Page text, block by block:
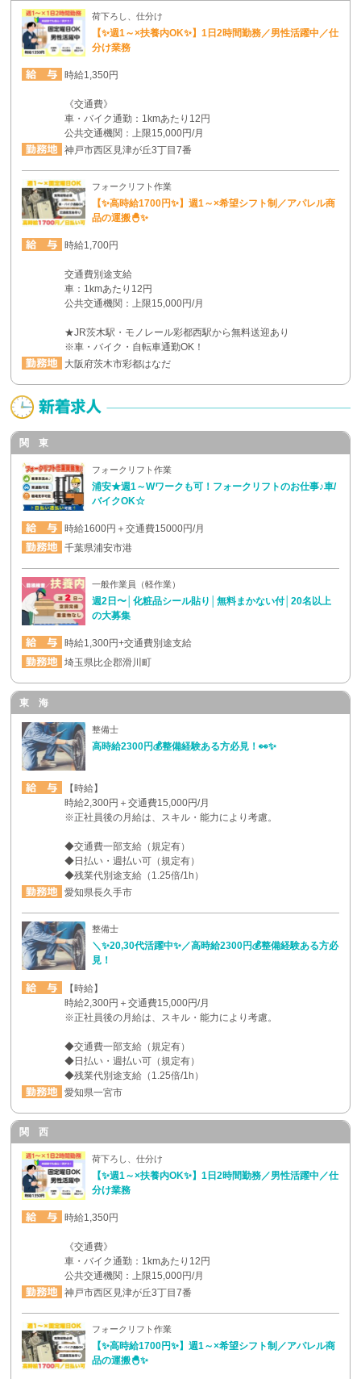
荷下ろし、仕分け
【✨週1～×扶養内OK✨】1日2時間勤務／男性活躍中／仕
分け業務
時給1,350円
《交通費》
車・バイク通勤：1kmあたり12円
公共交通機関：上限15,000円/月
神戸市西区見津が丘3丁目7番
フォークリフト作業
【✨高時給1700円✨】週1～×希望シフト制／アパレル商
品の運搬🐣✨
時給1,700円
交通費別途支給
車：1kmあたり12円
公共交通機関：上限15,000円/月
★JR茨木駅・モノレール彩都西駅から無料送迎あり
※車・バイク・自転車通勤OK！
大阪府茨木市彩都はなだ
関 東
フォークリフト作業
浦安★週1～Wワークも可！フォークリフトのお仕事♪車/
バイクOK☆
時給1600円＋交通費15000円/月
千葉県浦安市港
一般作業員（軽作業）
週2日〜│化粧品シール貼り│無料まかない付│20名以上
の大募集
時給1,300円+交通費別途支給
埼玉県比企郡滑川町
東 海
整備士
高時給2300円💰整備経験ある方必見！👀✨
【時給】
時給2,300円＋交通費15,000円/月
※正社員後の月給は、スキル・能力により考慮。
◆交通費一部支給（規定有）
◆日払い・週払い可（規定有）
◆残業代別途支給（1.25倍/1h）
愛知県長久手市
整備士
＼✨20,30代活躍中✨／高時給2300円💰整備経験ある方必
見！
【時給】
時給2,300円＋交通費15,000円/月
※正社員後の月給は、スキル・能力により考慮。
◆交通費一部支給（規定有）
◆日払い・週払い可（規定有）
◆残業代別途支給（1.25倍/1h）
愛知県一宮市
関 西
荷下ろし、仕分け
【✨週1～×扶養内OK✨】1日2時間勤務／男性活躍中／仕
分け業務
時給1,350円
《交通費》
車・バイク通勤：1kmあたり12円
公共交通機関：上限15,000円/月
神戸市西区見津が丘3丁目7番
フォークリフト作業
【✨高時給1700円✨】週1～×希望シフト制／アパレル商
品の運搬🐣✨